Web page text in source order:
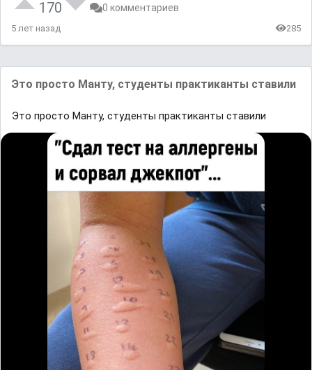
170 0 комментариев
5 лет назад 285
Это просто Манту, студенты практиканты ставили
Это просто Манту, студенты практиканты ставили